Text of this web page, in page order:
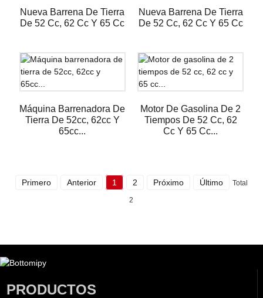
Nueva Barrena De Tierra
De 52 Cc, 62 Cc Y 65 Cc
Nueva Barrena De Tierra
De 52 Cc, 62 Cc Y 65 Cc
Máquina Barrenadora De
Tierra De 52cc, 62cc Y
65cc...
Motor De Gasolina De 2
Tiempos De 52 Cc, 62
Cc Y 65 Cc...
Primero Anterior 1 2 Próximo Último Total
2
PRODUCTOS